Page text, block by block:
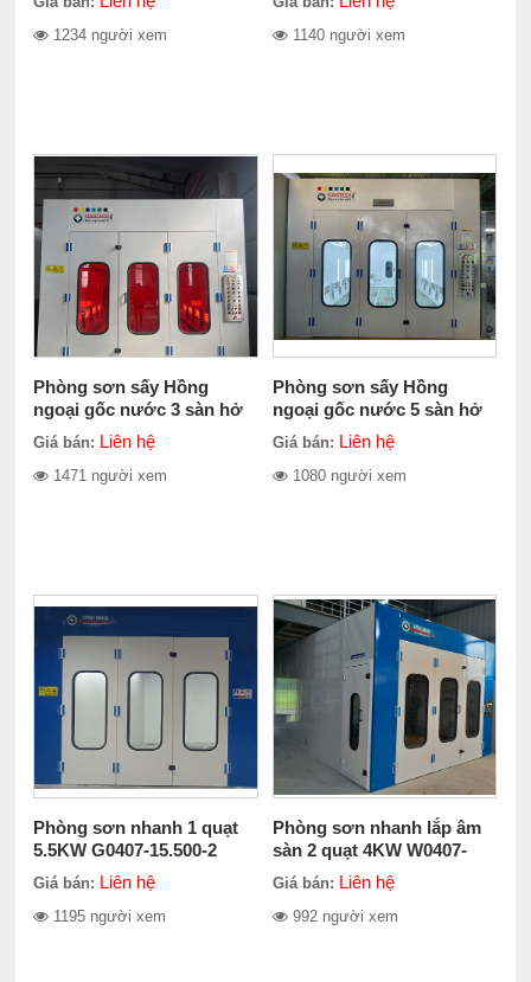
1234 người xem 1140 người xem
Phòng sơn sấy Hồng
ngoại gốc nước 3 sàn hở
Giá bán: Liên hệ
1471 người xem
Phòng sơn sấy Hồng
ngoại gốc nước 5 sàn hở
Giá bán: Liên hệ
1080 người xem
Phòng sơn nhanh 1 quạt
5.5KW G0407-15.500-2
Giá bán: Liên hệ
1195 người xem
Phòng sơn nhanh lắp âm
sàn 2 quạt 4KW W0407-
20830-2
Giá bán: Liên hệ
992 người xem